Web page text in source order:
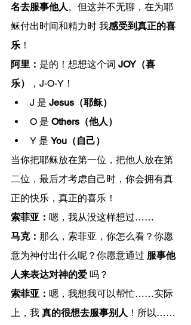
名去服事他人。但这并不无聊，在为耶
稣付出时间和精力时 我感受到真正的喜
乐 ！
阿里： 是的！想想这个词 JOY（喜
乐）
，J-O-Y！
J 是 Jesus（耶稣）
O 是 Others（他人）
Y 是 You（自己）
当你把耶稣放在第一位，把他人放在第
二位，最后才考虑自己时，你会拥有真
正的快乐，真正的喜乐！
索菲亚： 嗯，我从没这样想过……
马克： 那么，索菲亚，你怎么看？你愿
意为神付出什么呢？你愿意通过 服事他
人来表达对神的爱 吗？
索菲亚： 嗯，我想我可以帮忙……实际
上，我 真的很想去服事别人 ！所以……